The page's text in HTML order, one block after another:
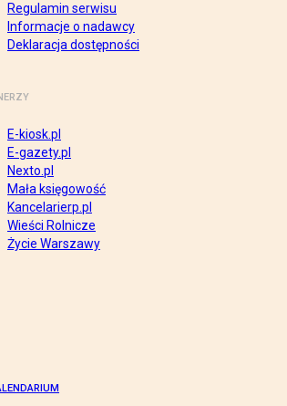
Regulamin serwisu
Informacje o nadawcy
Deklaracja dostępności
E-kiosk.pl
E-gazety.pl
Nexto.pl
Mała księgowość
Kancelarierp.pl
Wieści Rolnicze
Życie Warszawy